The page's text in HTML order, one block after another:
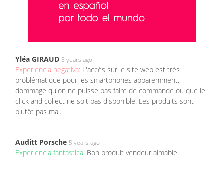
Yléa GIRAUD 5 years ago
Experiencia negativa: L'accès sur le site web est très
problématique pour les smartphones apparemment,
dommage qu'on ne puisse pas faire de commande ou que le
click and collect ne soit pas disponible. Les produits sont
plutôt pas mal.
Auditt Porsche 5 years ago
Experiencia fantástica: Bon produit vendeur aimable